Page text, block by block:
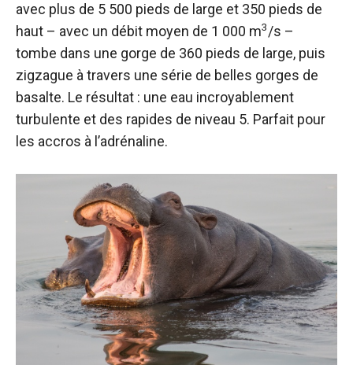
avec plus de 5 500 pieds de large et 350 pieds de
haut – avec un débit moyen de 1 000 m3/s –
tombe dans une gorge de 360 ​​pieds de large, puis
zigzague à travers une série de belles gorges de
basalte. Le résultat : une eau incroyablement
turbulente et des rapides de niveau 5. Parfait pour
les accros à l’adrénaline.